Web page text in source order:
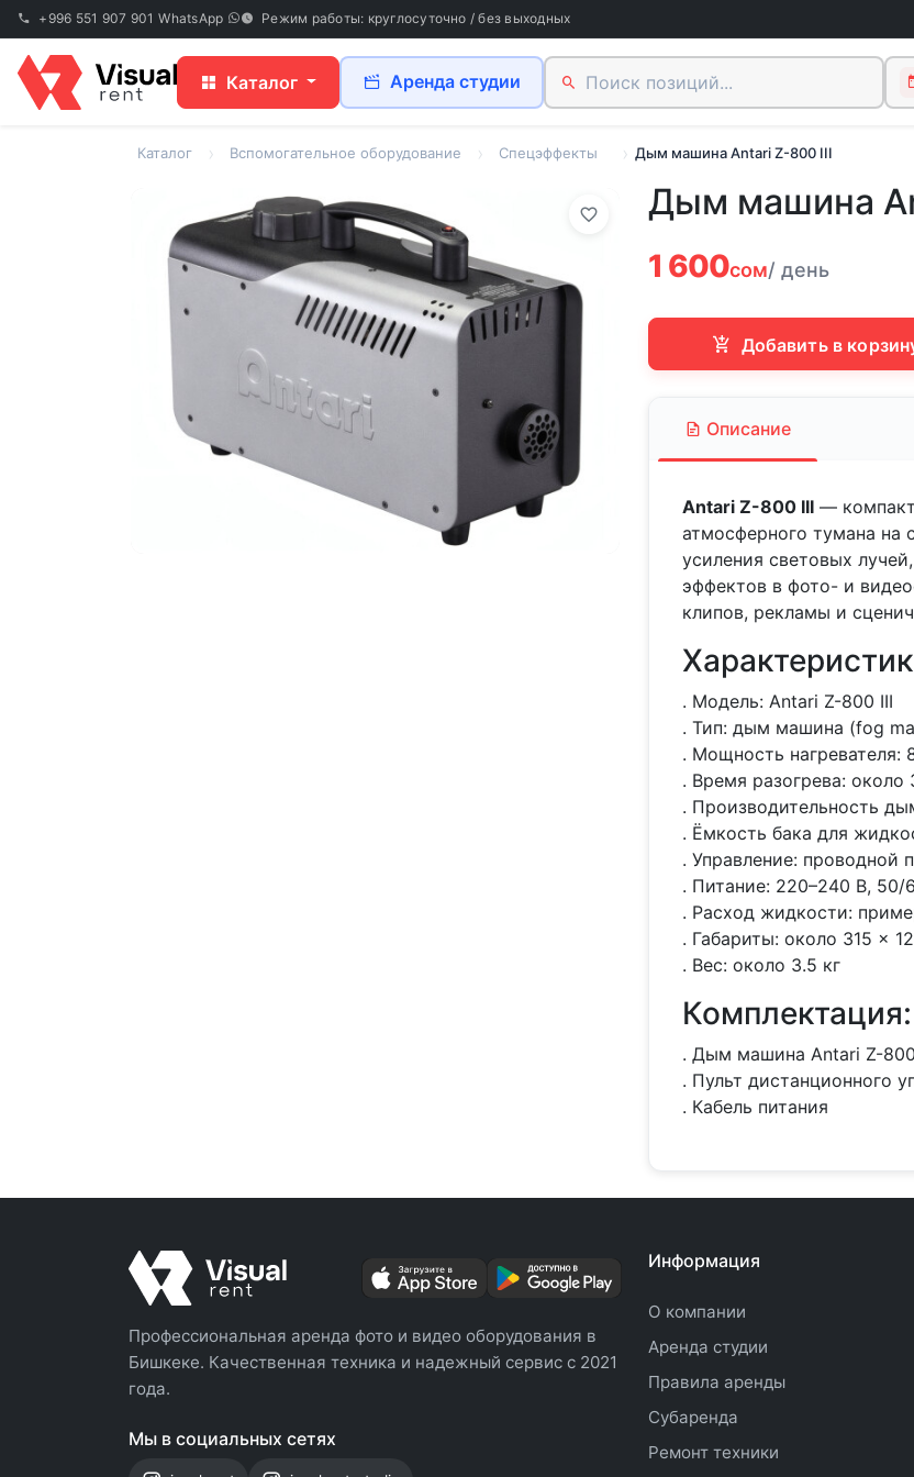
+996 551 907 901 WhatsApp Режим работы: круглосуточно / без выходных
Каталог Аренда студии
Каталог Вспомогательное оборудование Спецэффекты Дым машина Antari Z-800 III
Дым машина
1 600сом/ день
Добавить в
Описание
Antari Z-800 III—
атмосферного тумана на
усиления световых
эффектов в фото- и
клипов, рекламы и
. Модель: Antari Z-800 III
. Тип: дым машина (fog
. Мощность нагревателя:
. Время разогрева: около
. Производительность
. Ёмкость бака для
. Управление: проводной
. Питание: 220–240 В, 50/
. Расход жидкости:
. Габариты: около 315 ×
. Вес: около 3.5 кг
Комплектация:
. Дым машина Antari Z-
. Пульт дистанционного
. Кабель питания
Профессиональная аренда фото и видео оборудования в
Бишкеке. Качественная техника и надежный сервис с 2021
года.
Мы в социальных сетях
Информация
О компании
Аренда студии
Правила аренды
Субаренда
Ремонт техники